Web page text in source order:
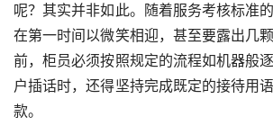
呢？其实并非如此。随着服务考核标准
在第一时间以微笑相迎，甚至要露出几
前，柜员必须按照规定的流程如机器般
户插话时，还得坚持完成既定的接待用
款。